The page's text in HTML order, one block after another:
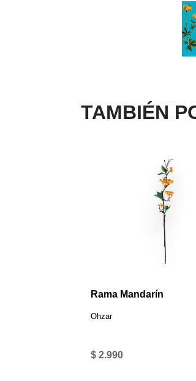
TAMBIÉN
Rama Mandarín
Ohzar
$ 2.990